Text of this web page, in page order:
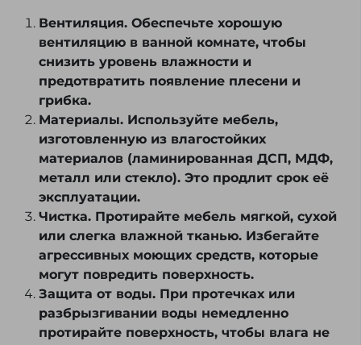
Вентиляция. Обеспечьте хорошую
вентиляцию в ванной комнате, чтобы
снизить уровень влажности и
предотвратить появление плесени и
грибка.
Материалы. Используйте мебель,
изготовленную из влагостойких
материалов (ламинированная ДСП, МДФ,
металл или стекло). Это продлит срок её
эксплуатации.
Чистка. Протирайте мебель мягкой, сухой
или слегка влажной тканью. Избегайте
агрессивных моющих средств, которые
могут повредить поверхность.
Защита от воды. При протечках или
разбрызгивании воды немедленно
протирайте поверхность, чтобы влага не